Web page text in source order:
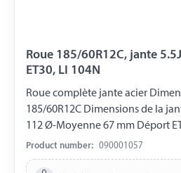
Roue 185/60R12C, jante
ET30, LI 104N
Roue complète jante acier
185/60R12C Dimensions de la
112 Ø-Moyenne 67 mm Déport
charge 900 kg LI 104N
Product number: 090001057